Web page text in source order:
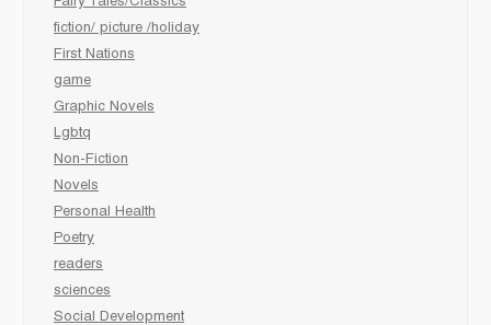
fiction/ picture /holiday
First Nations
game
Graphic Novels
Lgbtq
Non-Fiction
Novels
Personal Health
Poetry
readers
sciences
Social Development